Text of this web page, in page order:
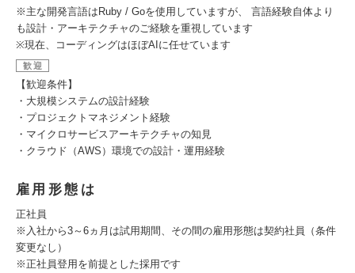
※主な開発言語はRuby / Goを使用していますが、 言語経験自体より
も設計・アーキテクチャのご経験を重視しています
※現在、コーディングはほぼAIに任せています
歓迎
【歓迎条件】
・大規模システムの設計経験
・プロジェクトマネジメント経験
・マイクロサービスアーキテクチャの知見
・クラウド（AWS）環境での設計・運用経験
雇用形態は
正社員
※入社から3～6ヵ月は試用期間、その間の雇用形態は契約社員（条件
変更なし）
※正社員登用を前提とした採用です